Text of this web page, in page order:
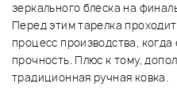
зеркального блеска на
Перед этим тарелка
процесс производства,
прочность. Плюс к тому,
традиционная ручная ковка.